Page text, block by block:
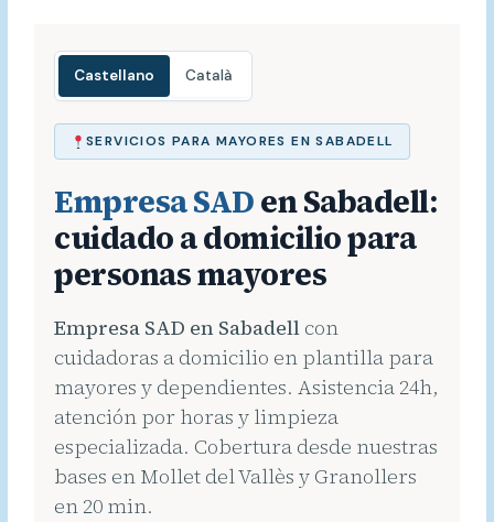
Castellano Català
SERVICIOS PARA MAYORES EN SABADELL
Empresa SADen Sabadell:
cuidado a domicilio para
personas mayores
Empresa SAD en Sabadell con
cuidadoras a domicilio en plantilla para
mayores y dependientes. Asistencia 24h,
atención por horas y limpieza
especializada. Cobertura desde nuestras
bases en Mollet del Vallès y Granollers
en 20 min.